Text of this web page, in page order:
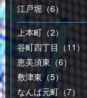
江戸堀（6）
上本町（2）
谷町四丁目（11）
恵美須東（6）
敷津東（5）
なんば元町（7）